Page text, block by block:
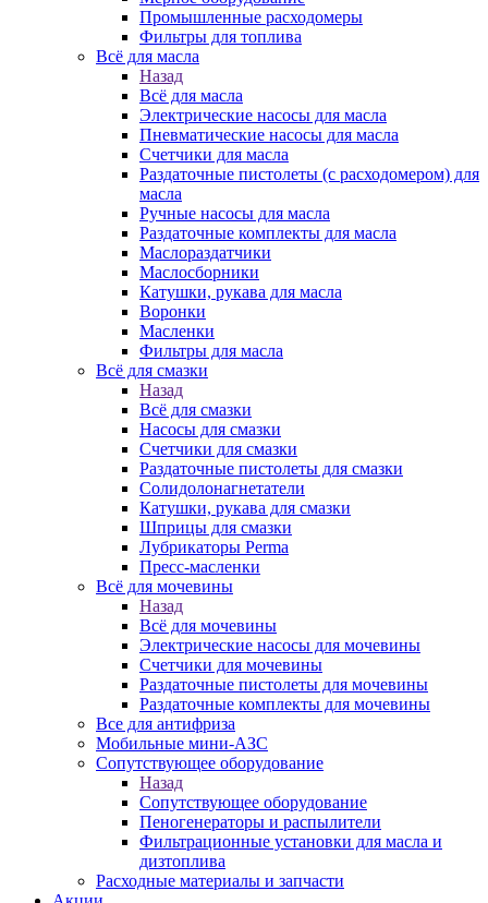
Промышленные расходомеры
Фильтры для топлива
Всё для масла
Назад
Всё для масла
Электрические насосы для масла
Пневматические насосы для масла
Счетчики для масла
Раздаточные пистолеты (с расходомером) для
масла
Ручные насосы для масла
Раздаточные комплекты для масла
Маслораздатчики
Маслосборники
Катушки, рукава для масла
Воронки
Масленки
Фильтры для масла
Всё для смазки
Назад
Всё для смазки
Насосы для смазки
Счетчики для смазки
Раздаточные пистолеты для смазки
Солидолонагнетатели
Катушки, рукава для смазки
Шприцы для смазки
Лубрикаторы Perma
Пресс-масленки
Всё для мочевины
Назад
Всё для мочевины
Электрические насосы для мочевины
Счетчики для мочевины
Раздаточные пистолеты для мочевины
Раздаточные комплекты для мочевины
Все для антифриза
Мобильные мини-АЗС
Сопутствующее оборудование
Назад
Сопутствующее оборудование
Пеногенераторы и распылители
Фильтрационные установки для масла и
дизтоплива
Расходные материалы и запчасти